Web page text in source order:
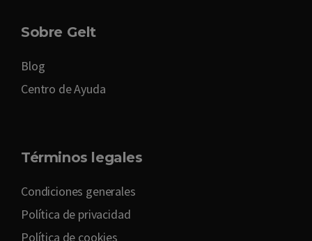
Sobre Gelt
Blog
Centro de Ayuda
Términos legales
Condiciones generales
Política de privacidad
Política de cookies